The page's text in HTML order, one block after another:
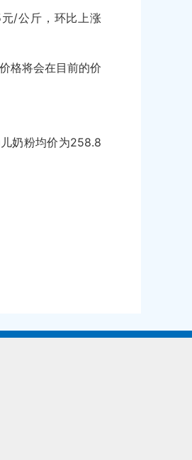
/公斤，环比上涨
格将会在目前的价
奶粉均价为258.8